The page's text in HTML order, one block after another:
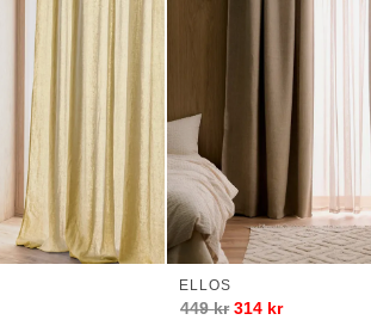
ELLOS
449kr 314 kr